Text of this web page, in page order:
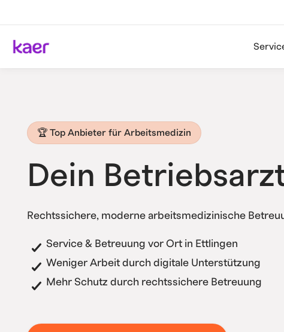
🏆 Top Anbieter für Arbeitsmedizin
Dein
Rechtssichere, moderne arbeitsmedizinische
Service & Betreuung vor Ort in Ettlingen
Weniger Arbeit durch digitale Unterstützung
Mehr Schutz durch rechtssichere Betreuung